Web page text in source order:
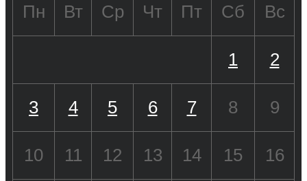
Пн Вт Ср Чт Пт Сб Вс
1 2
3 4 5 6 7 8 9
10 11 12 13 14 15 16